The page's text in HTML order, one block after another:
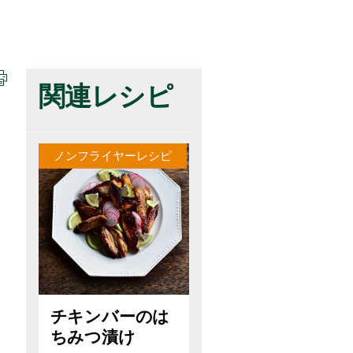
関連レシピ
ノンフライヤーレシピ
チキンバーのは
ちみつ漬け